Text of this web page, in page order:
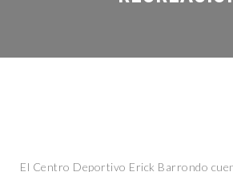
El Centro Deportivo Erick Barrondo